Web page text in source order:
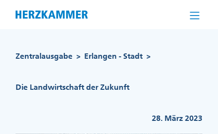
Zentralausgabe > Erlangen - Stadt >
Die Landwirtschaft der Zukunft
28. März 2023